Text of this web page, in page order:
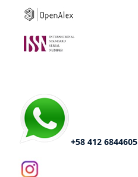
+58 412 6844605